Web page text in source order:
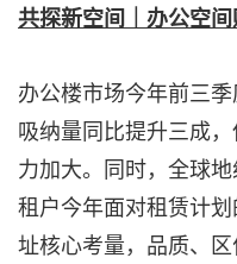
共探新空间｜办公空
办公楼市场今年前三
吸纳量同比提升三成
力加大。同时，全球地
租户今年面对租赁计
址核心考量，品质、